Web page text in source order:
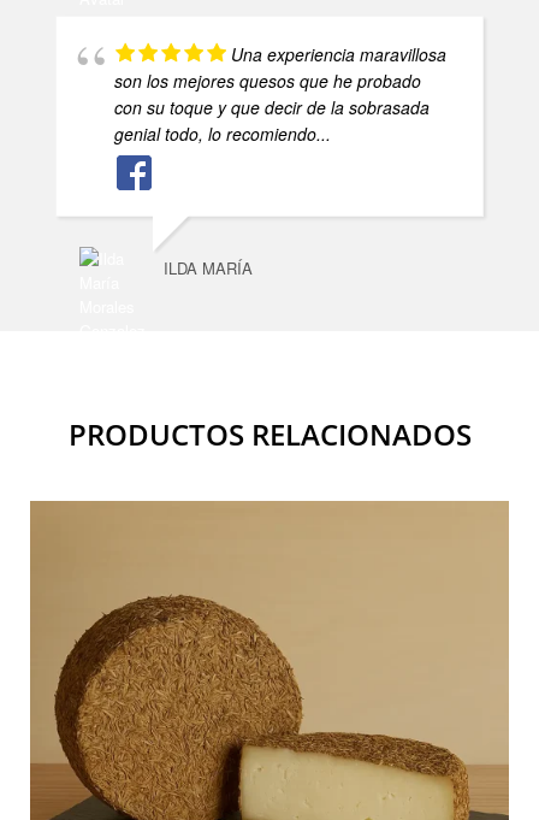
Una experiencia maravillosa
son los mejores quesos que he probado
con su toque y que decir de la sobrasada
genial todo, lo recomiendo...
ILDA MARÍA
PRODUCTOS RELACIONADOS